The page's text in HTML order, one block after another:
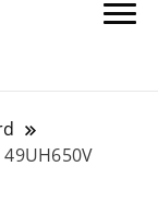
49UH650V